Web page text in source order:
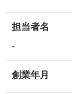
担当者名
-
創業年月